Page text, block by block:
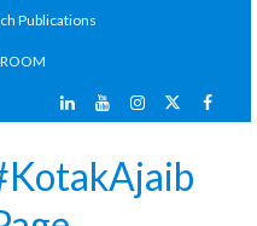
Publications